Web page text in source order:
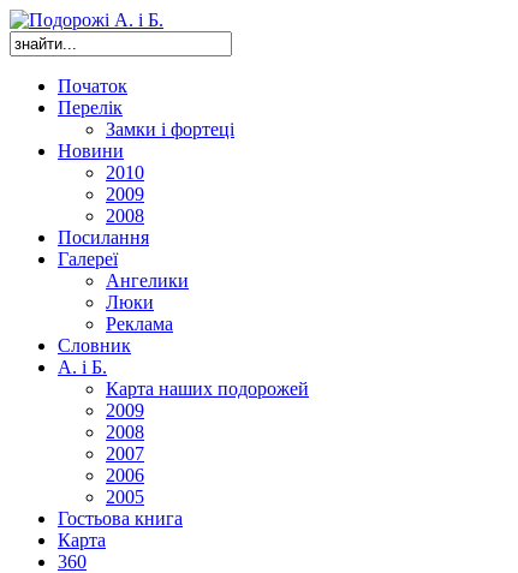
Початок
Перелік
Замки і фортеці
Новини
2010
2009
2008
Посилання
Галереї
Ангелики
Люки
Реклама
Словник
А. і Б.
Карта наших подорожей
2009
2008
2007
2006
2005
Гостьова книга
Карта
360